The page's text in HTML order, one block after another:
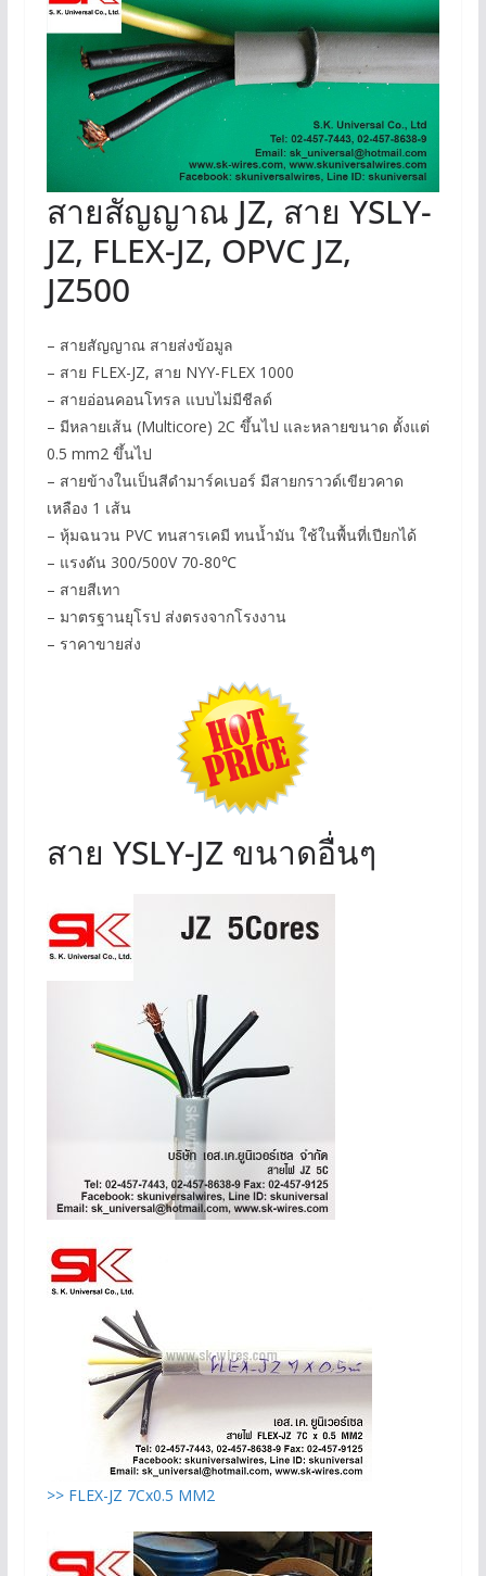
สายสัญญาณ JZ, สาย YSLY-
JZ, FLEX-JZ, OPVC JZ,
JZ500
– สายสัญญาณ สายส่งข้อมูล
– สาย FLEX-JZ, สาย NYY-FLEX 1000
– สายอ่อนคอนโทรล แบบไม่มีชีลด์
– มีหลายเส้น (Multicore) 2C ขึ้นไป และหลายขนาด ตั้งแต่
0.5 mm2 ขึ้นไป
– สายข้างในเป็นสีดำมาร์คเบอร์ มีสายกราวด์เขียวคาด
เหลือง 1 เส้น
– หุ้มฉนวน PVC ทนสารเคมี ทนน้ำมัน ใช้ในพื้นที่เปียกได้
– แรงดัน 300/500V 70-80℃
– สายสีเทา
– มาตรฐานยุโรป ส่งตรงจากโรงงาน
– ราคาขายส่ง
สาย YSLY-JZ ขนาดอื่นๆ
>> FLEX-JZ 7Cx0.5 MM2